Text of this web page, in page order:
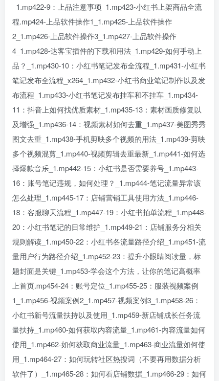
_1.mp422-9：上品注意事项_1.mp423-小红书上架商品全流
程.mp424-上品软件操作1_1.mp425-上品软件操作
2_1.mp426-上品软件操作3_1.mp427-上品软件操作
4_1.mp428-达客宝插件的下载和用法_1.mp429-如何手动上
品？_1.mp430-10：小红书笔记发布全流程_1.mp431-小红书
笔记发布全流程_x264_1.mp432-小红书商业笔记制作以及发
布流程_1.mp433-小红书笔记发布挂车和不挂车_1.mp434-
11：抖音上如何找优质素材_1.mp435-13：素材画质修复以
及增强_1.mp436-14：视频素材如何去重_1.mp437-美图秀秀
图文去重_1.mp438-手机剪映多个视频的用法_1.mp439-剪映
多个视频混剪_1.mp440-视频剪辑去重最新_1.mp441-如何选
择爆款音乐_1.mp442-15：小红书是否需要养号_1.mp443-
16：账号笔记违规，如何处理？_1.mp444-笔记流量异常该
怎么处理_1.mp445-17：店铺营销工具使用方法_1.mp446-
18：客服聊天流程_1.mp447-19：小红书拍单流程_1.mp448-
20：小红书笔记的日常维护_1.mp449-21：店铺服务分相关
规则解读_1.mp450-22：小红书各流量路径介绍_1.mp451-流
量用户行为路径介绍_1.mp452-23：提升小眼睛阅读量，标
题封面是关键_1.mp453-学会这个方法，让你的笔记高概率
上首页.mp454-24：账号定位_1.mp455-25：服装视频案例
1_1.mp456-视频案例2_1.mp457-视频案例3_1.mp458-26：
小红书新号流量扶持以及使用_1.mp459-新店铺成长任务流
量扶持_1.mp460-如何获取内容流量_1.mp461-内容流量如何
使用_1.mp462-如何获取商业流量_1.mp463-商业流量如何使
用_1.mp464-27：如何玩转社区热搜词（不要再用数据分析
软件了）_1.mp465-28：如何看店铺数据_1.mp466-29：如何